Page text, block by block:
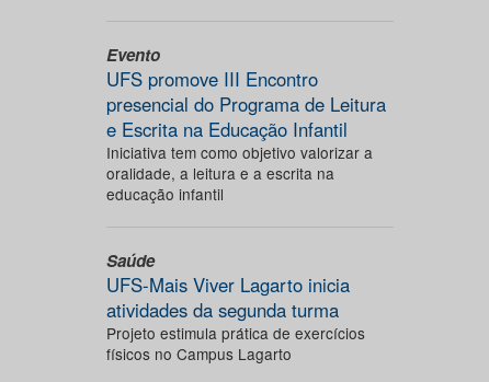
Evento
UFS promove III Encontro
presencial do Programa de Leitura
e Escrita na Educação Infantil
Iniciativa tem como objetivo valorizar a
oralidade, a leitura e a escrita na
educação infantil
Saúde
UFS-Mais Viver Lagarto inicia
atividades da segunda turma
Projeto estimula prática de exercícios
físicos no Campus Lagarto